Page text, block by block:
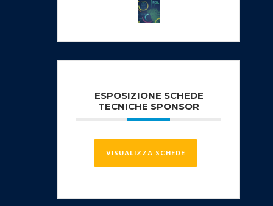
ESPOSIZIONE SCHEDE
TECNICHE SPONSOR
VISUALIZZA SCHEDE